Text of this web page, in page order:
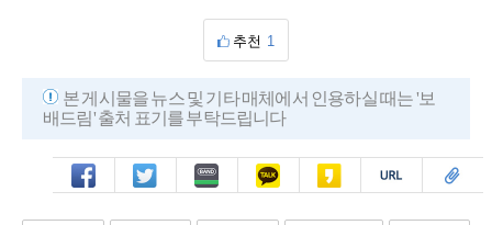
추천 1
본 게시물을 뉴스 및 기타 매체에서 인용하실 때는 '보
배드림' 출처 표기를 부탁드립니다
페북 트윗 밴드 카톡 카스 복사 스크랩